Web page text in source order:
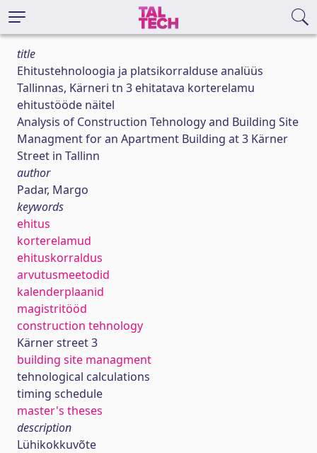
title
Ehitustehnoloogia ja platsikorralduse analüüs
Tallinnas, Kärneri tn 3 ehitatava korterelamu
ehitustööde näitel
Analysis of Construction Tehnology and Building Site
Managment for an Apartment Building at 3 Kärner
Street in Tallinn
author
Padar, Margo
keywords
ehitus
korterelamud
ehituskorraldus
arvutusmeetodid
kalenderplaanid
magistritööd
construction tehnology
Kärner street 3
building site managment
tehnological calculations
timing schedule
master's theses
description
Lühikokkuvõte